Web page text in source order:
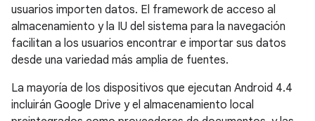
usuarios importen datos. El framework de acceso al
almacenamiento y la IU del sistema para la navegación
facilitan a los usuarios encontrar e importar sus datos
desde una variedad más amplia de fuentes.
La mayoría de los dispositivos que ejecutan Android 4.4
incluirán Google Drive y el almacenamiento local